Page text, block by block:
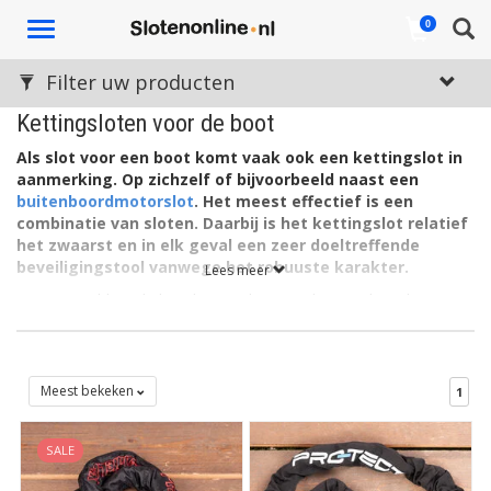
Toggle
0
Kettingsloten voor de boot
Als slot voor een boot komt vaak ook een kettingslot in
aanmerking. Op zichzelf of bijvoorbeeld naast een
buitenboordmotorslot. Het meest effectief is een
combinatie van sloten. Daarbij is het kettingslot relatief
het zwaarst en in elk geval een zeer doeltreffende
beveiligingstool vanwege het robuuste karakter.
Twee bootsloten
Een van de redenen waarom dieven het liefst (sterke)
kettingsloten mijden, is dat voor het forceren ervan luidruchtige
apparatuur benodigd is. Veel geluid trekt immers de aandacht.
Bovendien kost het doorbreken van een kettingslot, áls het al
Lees meer
Filter uw producten
Meest bekeken 1
SALE